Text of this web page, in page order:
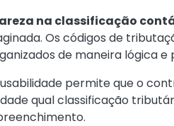
na classificação
Os códigos de
de maneira lógica e
permite que o
qual classificação